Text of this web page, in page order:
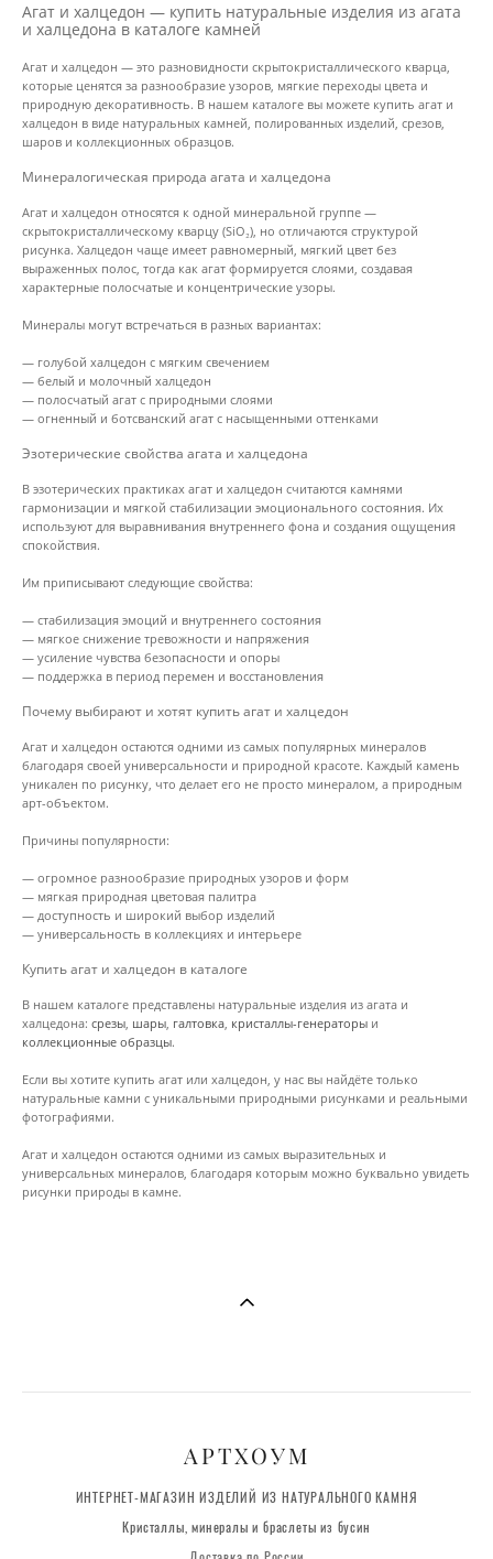
Агат и халцедон — купить натуральные изделия из агата
и халцедона в каталоге камней
Агат и халцедон — это разновидности скрытокристаллического кварца,
которые ценятся за разнообразие узоров, мягкие переходы цвета и
природную декоративность. В нашем каталоге вы можете купить агат и
халцедон в виде натуральных камней, полированных изделий, срезов,
шаров и коллекционных образцов.
Минералогическая природа агата и халцедона
Агат и халцедон относятся к одной минеральной группе —
скрытокристаллическому кварцу (SiO₂), но отличаются структурой
рисунка. Халцедон чаще имеет равномерный, мягкий цвет без
выраженных полос, тогда как агат формируется слоями, создавая
характерные полосчатые и концентрические узоры.
Минералы могут встречаться в разных вариантах:
— голубой халцедон с мягким свечением
— белый и молочный халцедон
— полосчатый агат с природными слоями
— огненный и ботсванский агат с насыщенными оттенками
Эзотерические свойства агата и халцедона
В эзотерических практиках агат и халцедон считаются камнями
гармонизации и мягкой стабилизации эмоционального состояния. Их
используют для выравнивания внутреннего фона и создания ощущения
спокойствия.
Им приписывают следующие свойства:
— стабилизация эмоций и внутреннего состояния
— мягкое снижение тревожности и напряжения
— усиление чувства безопасности и опоры
— поддержка в период перемен и восстановления
Почему выбирают и хотят купить агат и халцедон
Агат и халцедон остаются одними из самых популярных минералов
благодаря своей универсальности и природной красоте. Каждый камень
уникален по рисунку, что делает его не просто минералом, а природным
арт-объектом.
Причины популярности:
— огромное разнообразие природных узоров и форм
— мягкая природная цветовая палитра
— доступность и широкий выбор изделий
— универсальность в коллекциях и интерьере
Купить агат и халцедон в каталоге
В нашем каталоге представлены натуральные изделия из агата и
халцедона: срезы, шары, галтовка, кристаллы-генераторы и
коллекционные образцы.
Если вы хотите купить агат или халцедон, у нас вы найдёте только
натуральные камни с уникальными природными рисунками и реальными
фотографиями.
Агат и халцедон остаются одними из самых выразительных и
универсальных минералов, благодаря которым можно буквально увидеть
рисунки природы в камне.
АРТХОУМ
ИНТЕРНЕТ-МАГАЗИН ИЗДЕЛИЙ ИЗ НАТУРАЛЬНОГО КАМНЯ
Кристаллы, минералы и браслеты из бусин